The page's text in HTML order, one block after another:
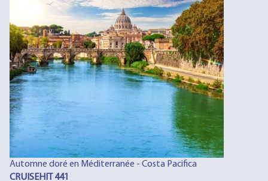
Automne doré en Méditerranée - Costa Pacifica
CRUISEHIT 441